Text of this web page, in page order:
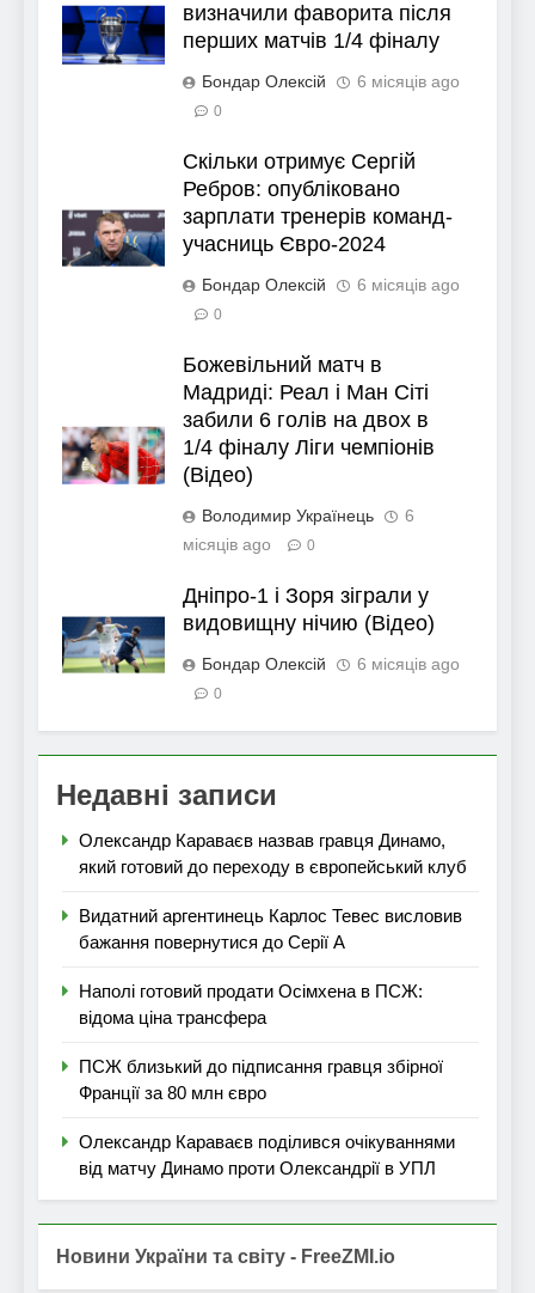
визначили фаворита після
перших матчів 1/4 фіналу
Бондар Олексій 6 місяців ago
0
Скільки отримує Сергій
Ребров: опубліковано
зарплати тренерів команд-
учасниць Євро-2024
Бондар Олексій 6 місяців ago
0
Божевільний матч в
Мадриді: Реал і Ман Сіті
забили 6 голів на двох в
1/4 фіналу Ліги чемпіонів
(Відео)
Володимир Українець
6
місяців ago
0
Дніпро-1 і Зоря зіграли у
видовищну нічию (Відео)
Бондар Олексій 6 місяців ago
0
Недавні записи
Олександр Караваєв назвав гравця Динамо,
який готовий до переходу в європейський клуб
Видатний аргентинець Карлос Тевес висловив
бажання повернутися до Серії А
Наполі готовий продати Осімхена в ПСЖ:
відома ціна трансфера
ПСЖ близький до підписання гравця збірної
Франції за 80 млн євро
Олександр Караваєв поділився очікуваннями
від матчу Динамо проти Олександрії в УПЛ
Новини України та світу - FreeZMI.io